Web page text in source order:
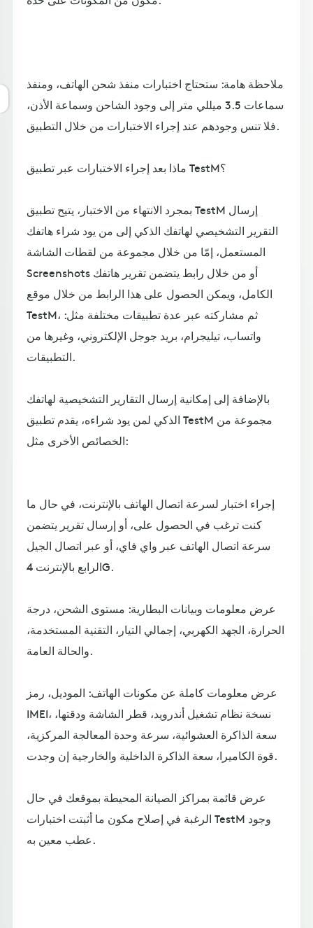
ملاحظة هامة: ستحتاج اختبارات منفذ شحن الهاتف، ومنفذ
سماعات 3.5 ميللي متر إلى وجود الشاحن وسماعة الأذن،
فلا تنس وجودهم عند إجراء الاختبارات من خلال التطبيق.
ماذا بعد إجراء الاختبارات عبر تطبيق TestM؟
بمجرد الانتهاء من الاختبار، يتيح تطبيق TestM إرسال
التقرير التشخيصي لهاتفك الذكي إلى من يود شراء هاتفك
المستعمل، إمّا من خلال مجموعة من لقطات الشاشة
Screenshots أو من خلال رابط يتضمن تقرير هاتفك
الكامل، ويمكن الحصول على هذا الرابط من خلال موقع
TestM، ثم مشاركته عبر عدة تطبيقات مختلفة مثل:
واتساب، تيليجرام، بريد جوجل الإلكتروني، وغيرها من
التطبيقات.
بالإضافة إلى إمكانية إرسال التقارير التشخيصية لهاتفك
الذكي لمن يود شراءه، يقدم تطبيق TestM مجموعة من
الخصائص الأخرى مثل:
إجراء اختبار لسرعة اتصال الهاتف بالإنترنت، في حال ما
كنت ترغب في الحصول على، أو إرسال تقرير يتضمن
سرعة اتصال الهاتف عبر واي فاي، أو عبر اتصال الجيل
الرابع بالإنترنت 4G.
عرض معلومات وبيانات البطارية: مستوى الشحن، درجة
الحرارة، الجهد الكهربي، إجمالي التيار، التقنية المستخدمة،
والحالة العامة.
عرض معلومات كاملة عن مكونات الهاتف: الموديل، رمز
IMEI، نسخة نظام تشغيل أندرويد، قطر الشاشة ودقتها،
سعة الذاكرة العشوائية، سرعة وحدة المعالجة المركزية،
قوة الكاميرا، سعة الذاكرة الداخلية والخارجية إن وجدت.
عرض قائمة بمراكز الصيانة المحيطة بموقعك في حال
الرغبة في إصلاح مكون ما أثبتت اختبارات TestM وجود
عطب معين به.